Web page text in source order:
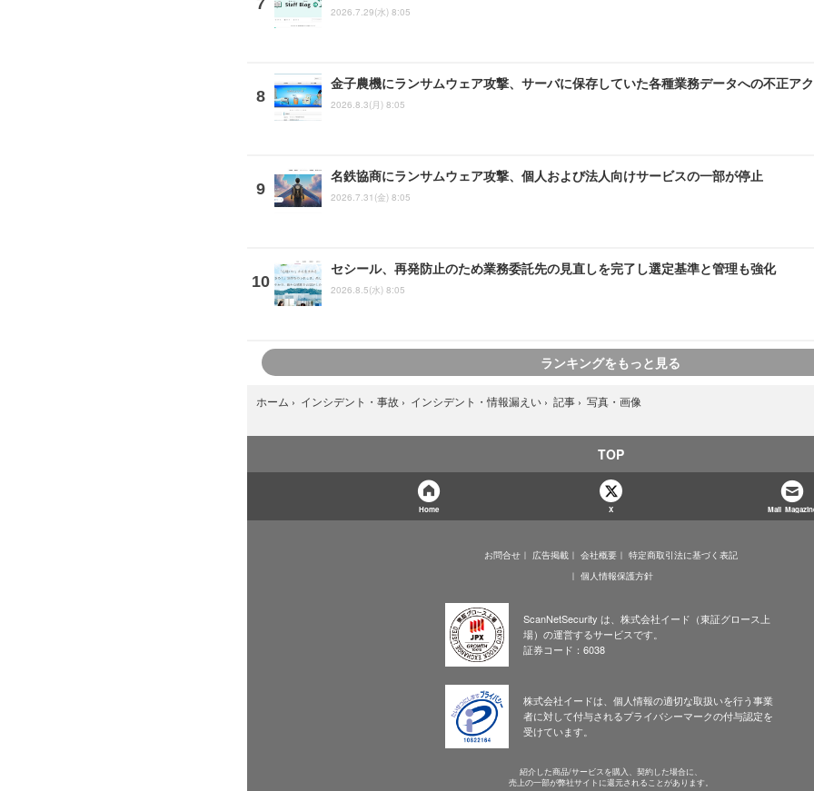
2026.7.29(水) 8:05
金子農機にランサムウェア攻撃、サーバに保存していた各種業務データへの不正ア
2026.8.3(月) 8:05
名鉄協商にランサムウェア攻撃、個人および法人向けサービスの一部が停止
2026.7.31(金) 8:05
セシール、再発防止のため業務委託先の見直しを完了し選定基準と管理も強化
2026.8.5(水) 8:05
ランキングをもっと見る
ホーム › インシデント・事故 › インシデント・情報漏えい › 記事 › 写真・画像
TOP
Home X Mail
お問合せ 広告掲載 会社概要
特定商取引法に基づく表記
個人情報保護方針
ScanNetSecurity は、株式会社イード（東証グロース上
場）の運営するサービスです。
証券コード：6038
株式会社イードは、個人情報の適切な取扱いを行う事業
者に対して付与されるプライバシーマークの付与認定を
受けています。
紹介した商品/サービスを購入、契約した場合に、
売上の一部が弊社サイトに還元されることがあります。